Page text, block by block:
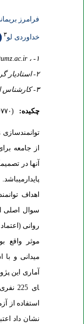
فرامرز بریمانی
خداوردی لو ۳
چکیده: (۱۶۷۷۰ مشاهده)
توانمندسازی
از جامعه
آنها در
اهداف
سوال اصلی
روانی
موثر واقع
میدانی و با
ای 225
نشان داد